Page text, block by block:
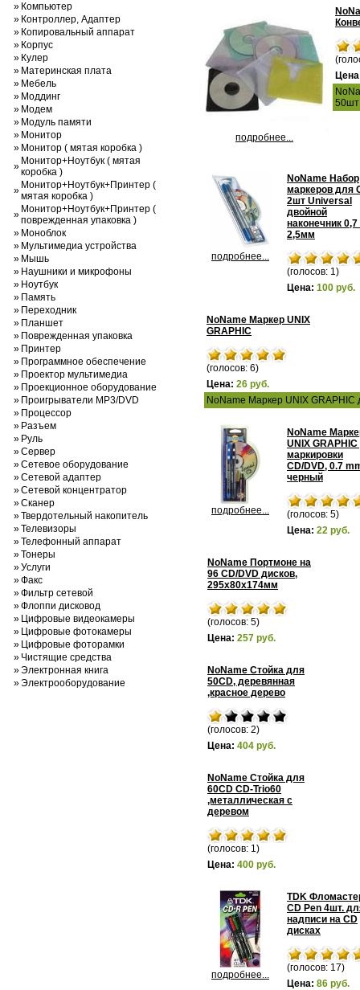
» Компьютер
» Контроллер, Адаптер
» Копировальный аппарат
» Корпус
» Кулер
» Материнская плата
» Мебель
» Моддинг
» Модем
» Модуль памяти
» Монитор
» Монитор ( мятая коробка )
» Монитор+Ноутбук ( мятая
коробка )
» Монитор+Ноутбук+Принтер (
мятая коробка )
» Монитор+Ноутбук+Принтер (
поврежденная упаковка )
» Моноблок
» Мультимедиа устройства
» Мышь
» Наушники и микрофоны
» Ноутбук
» Память
» Переходник
» Планшет
» Поврежденная упаковка
» Принтер
» Программное обеспечение
» Проектор мультимедиа
» Проекционное оборудование
» Проигрыватели MP3/DVD
» Процессор
» Разъем
» Руль
»Сервер
»Сетевое оборудование
»Сетевой адаптер
»Сетевой концентратор
»Сканер
»Твердотельный накопитель
»Телевизоры
»Телефонный аппарат
»Тонеры
»Услуги
»Факс
»Фильтр сетевой
»Флоппи дисковод
» Цифровые видеокамеры
» Цифровые фотокамеры
» Цифровые фоторамки
» Чистящие средства
»Электронная книга
»Электрооборудование
подробнее...
50шт
подробнее...
NoName Набор
маркеров для
2шт Universal
двойной
наконечник 0,7
2,5мм
(голосов: 1)
Цена: 100 руб.
NoName Маркер UNIX
GRAPHIC
(голосов: 6)
Цена: 26 руб.
NoName Маркер UNIX GRAPHIC
подробнее...
NoName
UNIX
маркировки
CD/DVD, 0.7
черный
(голосов: 5)
Цена: 22 руб.
NoName Портмоне на
96 CD/DVD дисков,
295x80x174мм
(голосов: 5)
Цена: 257 руб.
NoName Стойка для
50CD, деревянная
,красное дерево
(голосов: 2)
Цена: 404 руб.
NoName Стойка для
60CD CD-Trio60
,металлическая с
деревом
(голосов: 1)
Цена: 400 руб.
подробнее...
TDK
CD Pen 4шт.
надписи на CD
дисках
(голосов: 17)
Цена: 86 руб.